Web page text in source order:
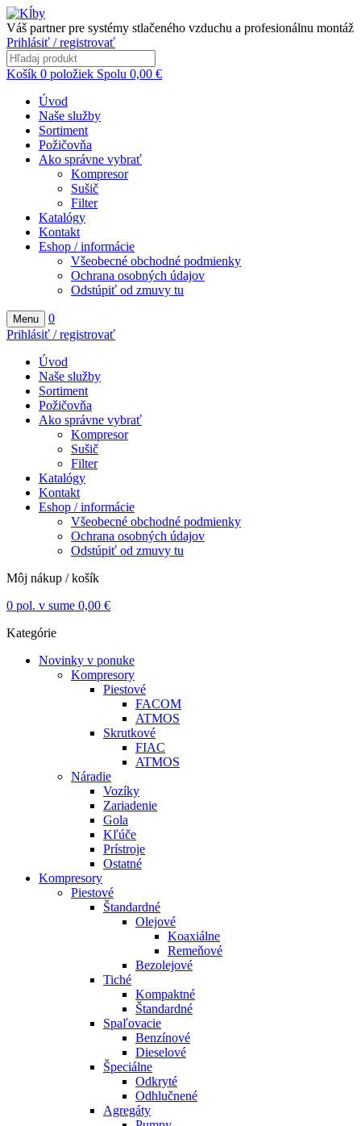
Váš partner pre systémy stlačeného vzduchu a profesionálnu montáž
Prihlásiť / registrovať
Košík 0 položiek Spolu 0,00 €
Úvod
Naše služby
Sortiment
Požičovňa
Ako správne vybrať
Kompresor
Sušič
Filter
Katalógy
Kontakt
Eshop / informácie
Všeobecné obchodné podmienky
Ochrana osobných údajov
Odstúpiť od zmuvy tu
Menu
0
Prihlásiť / registrovať
Úvod
Naše služby
Sortiment
Požičovňa
Ako správne vybrať
Kompresor
Sušič
Filter
Katalógy
Kontakt
Eshop / informácie
Všeobecné obchodné podmienky
Ochrana osobných údajov
Odstúpiť od zmuvy tu
Môj nákup / košík
0 pol. v sume 0,00 €
Kategórie
Novinky v ponuke
Kompresory
Piestové
FACOM
ATMOS
Skrutkové
FIAC
ATMOS
Náradie
Vozíky
Zariadenie
Gola
Kľúče
Prístroje
Ostatné
Kompresory
Piestové
Štandardné
Olejové
Koaxiálne
Remeňové
Bezolejové
Tiché
Kompaktné
Štandardné
Spaľovacie
Benzínové
Dieselové
Špeciálne
Odkryté
Odhlučnené
Agregáty